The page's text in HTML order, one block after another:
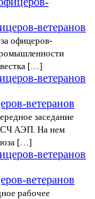
ветеранов
офицеров-
[…]
ветеранов
заседание
АЭП. На нем
[…]
ветеранов
рабочее